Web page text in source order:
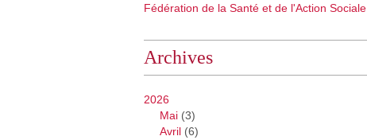
Fédération de la Santé et de l'Action Sociale
Archives
2026
Mai (3)
Avril (6)